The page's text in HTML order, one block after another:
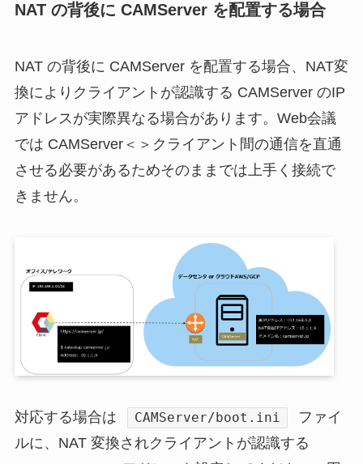
NAT の背後に CAMServer を配置する場合
NAT の背後に CAMServer を配置する場合、NAT変
換によりクライアントが認識する CAMServer のIP
アドレスが実際異なる場合があります。Web会議
では CAMServer＜＞クライアント間の通信を直通
させる必要があるためそのままでは上手く接続で
きません。
対応する場合は CAMServer/boot.ini
ファイ
ルに、NAT 変換されクライアントが認識する